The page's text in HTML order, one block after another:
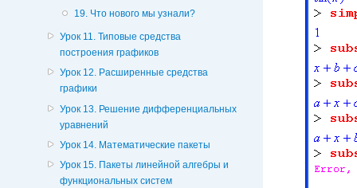
19. Что нового мы узнали?
Урок 11. Типовые средства
построения графиков
Урок 12. Расширенные средства
графики
Урок 13. Решение дифференциальных
уравнений
Урок 14. Математические пакеты
Урок 15. Пакеты линейной алгебры и
функциональных систем